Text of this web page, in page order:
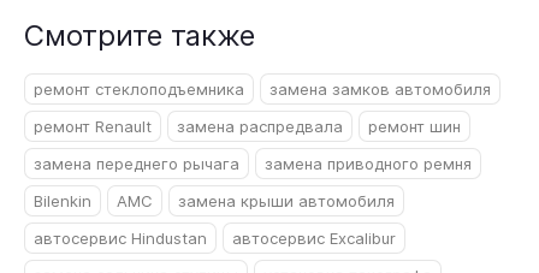
Смотрите также
ремонт стеклоподъемника
замена замков автомобиля
ремонт Renault
замена распредвала
ремонт шин
замена переднего рычага
замена приводного ремня
Bilenkin
AMC
замена крыши автомобиля
автосервис Hindustan
автосервис Excalibur